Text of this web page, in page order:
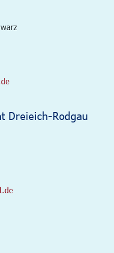
Dreieich-Rodgau